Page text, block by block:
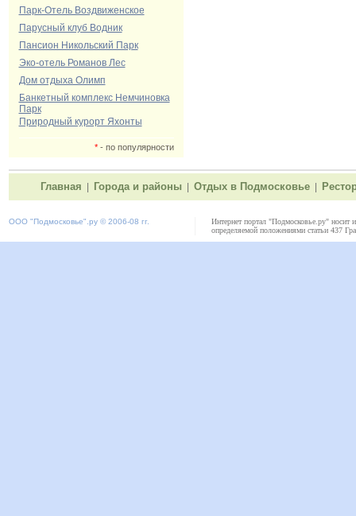
Парк-Отель Воздвиженское
Парусный клуб Водник
Пансион Никольский Парк
Эко-отель Романов Лес
Дом отдыха Олимп
Банкетный комплекс Немчиновка
Парк
Природный курорт Яхонты
*- по популярности
Главная Города и районы Отдых в Подмосковье
ООО "Подмосковье" .ру © 2006-08 гг.
Интернет портал "Подмосковье.ру" носит
определяемой положениями статьи 437